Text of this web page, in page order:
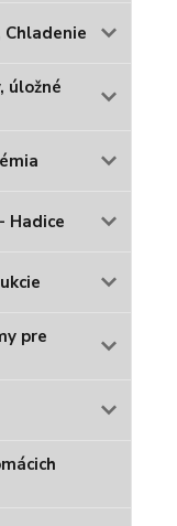
Chladenie
úložné
Hadice
pre